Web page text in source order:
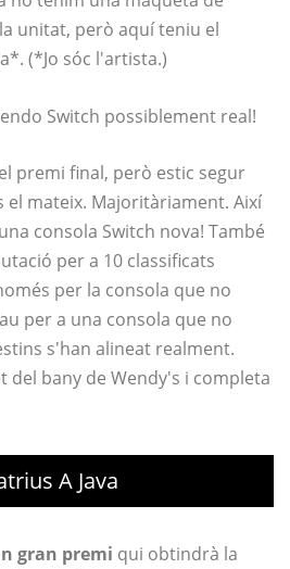
unitat, però aquí teniu el
(*Jo sóc l'artista.)
premi final, però estic segur
el mateix. Majoritàriament. Així
consola Switch nova! També
per a 10 classificats
per la consola que no
per a una consola que no
s'han alineat realment.
del bany de Wendy's i completa
A Java
gran premi qui obtindrà la